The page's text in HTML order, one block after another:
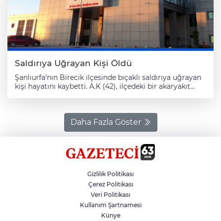
Saldırıya Uğrayan Kişi Öldü
Şanlıurfa'nın Birecik ilçesinde bıçaklı saldırıya uğrayan
kişi hayatını kaybetti. A.K (42), ilçedeki bir akaryakıt
kaldırıldığı Birecik Devlet Hastanesi'nde kurtarılamadı.
Polis, kaçan zanlıyı yakalamak için çalışma başlattı.
Daha Fazla Göster
Gizlilik Politikası
Çerez Politikası
Veri Politikası
Kullanım Şartnamesi
Künye